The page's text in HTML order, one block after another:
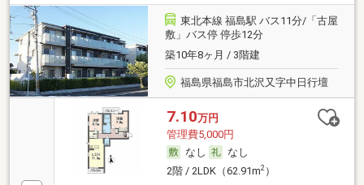
東北本線 福島駅 バス11分/「古屋
敷」バス停 停歩12分
築10年8ヶ月 / 3階建
福島県福島市北沢又字中日行壇
7.10万円
管理費5,000円
なし
なし
2階 / 2LDK（62.91m2）